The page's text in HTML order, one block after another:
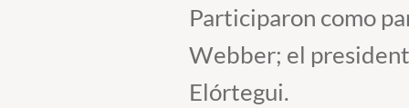
Participaron como
Webber; el
Elórtegui.